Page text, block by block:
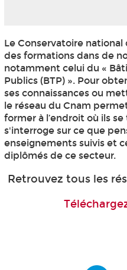
Le Conservatoire
des formations dans de
notamment celui du «
Publics (BTP) ». Pour
ses connaissances ou
le réseau du Cnam
former à l’endroit où ils
s'interroge sur ce que
enseignements suivis et
diplômés de ce secteur.
Retrouvez tous les